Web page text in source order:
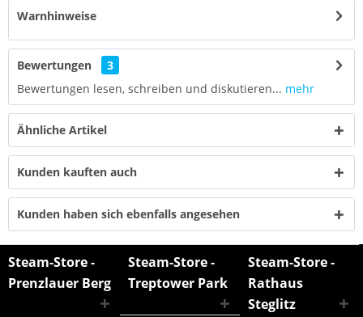
Warnhinweise
Bewertungen
3
Bewertungen lesen, schreiben und diskutieren... mehr
Ähnliche Artikel
Kunden kauften auch
Kunden haben sich ebenfalls angesehen
Steam-Store -
Prenzlauer Berg
Steam-Store -
Treptower Park
Steam-Store -
Rathaus
Steglitz